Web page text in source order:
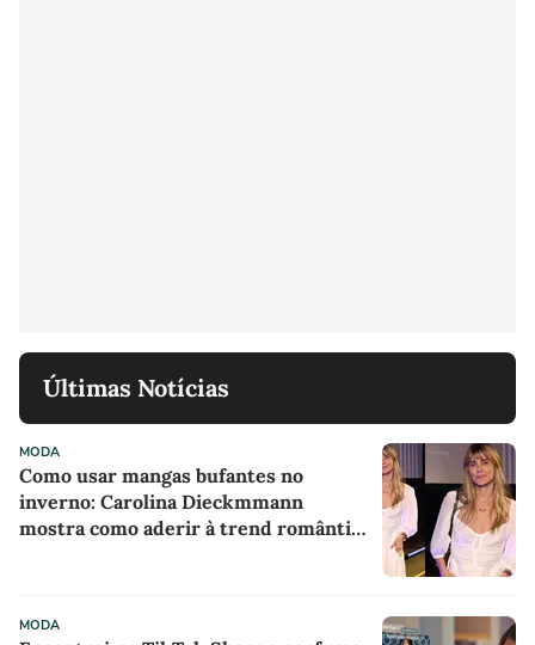
Últimas Notícias
MODA
Como usar mangas bufantes no
inverno: Carolina Dieckmmann
mostra como aderir à trend romântica
MODA